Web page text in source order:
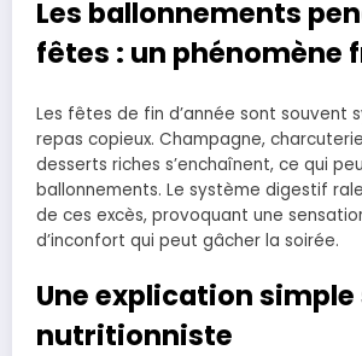
Les ballonnements
fêtes : un phénomène
Les fêtes de fin d’année sont souvent
repas copieux. Champagne,
desserts riches s’enchaînent, ce qui
ballonnements. Le système digestif
de ces excès, provoquant une
d’inconfort qui peut gâcher la soirée.
Une explication simple
nutritionniste